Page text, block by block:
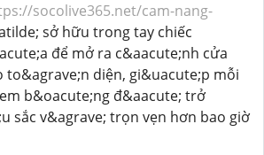
socolive365.net/cam-nang-
sở hữu trong tay chiếc
để mở ra c&aacute;nh cửa
to&agrave;n diện, gi&uacute;p mỗi
b&oacute;ng đ&aacute; trở
sắc v&agrave; trọn vẹn hơn bao giờ